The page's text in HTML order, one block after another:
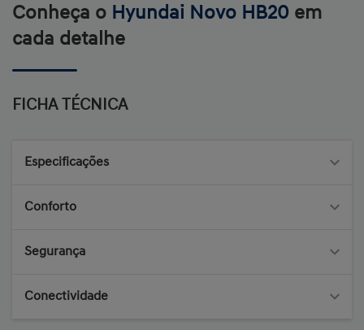
Conheça o Hyundai Novo HB20 em
cada detalhe
FICHA TÉCNICA
Especificações
Conforto
Segurança
Conectividade